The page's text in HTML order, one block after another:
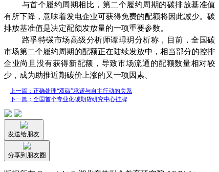
与首个履约周期相比，第二个履约周期的碳排放基准值
有所下降，意味着发电企业可获得免费的配额将因此减少。碳
排放基准值是决定配额发放量的一项重要参数。
路孚特碳市场高级分析师谭琭玥分析称，目前，全国碳
市场第二个履约周期的配额正在陆续发放中，相当部分的控排
企业尚且没有获得新配额，导致市场流通的配额数量相对较
少，成为助推近期碳价上涨的又一项因素。
上一篇：正确处理“双碳”承诺与自主行动的关系
下一篇：全国首个专业化碳期货研究中心挂牌
发送给朋友
分享到朋友圈